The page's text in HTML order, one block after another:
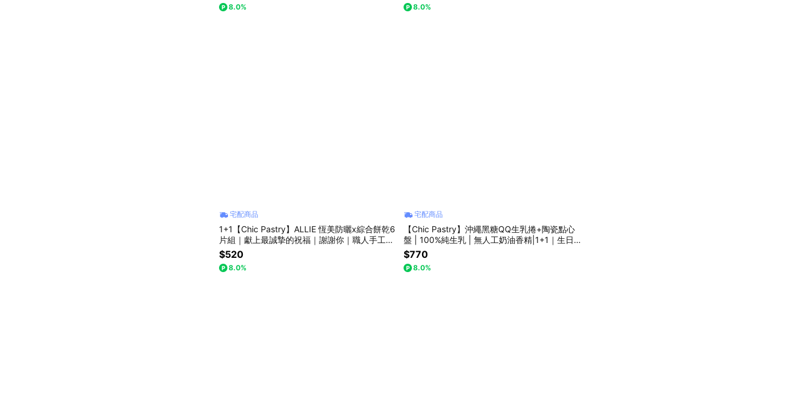
8.0% 8.0%
宅配商品
1+1【Chic Pastry】ALLIE 恆美防曬x綜合餅乾6
片組｜獻上最誠摯的祝福｜謝謝你｜職人手工烘
焙｜生日快樂
$520
8.0%
宅配商品
【Chic Pastry】沖繩黑糖QQ生乳捲+陶瓷點心
盤 | 100%純生乳 | 無人工奶油香精|1+1｜生日
快樂｜下午茶甜點｜小孩點心
$770
8.0%